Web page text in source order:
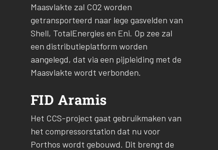
Maasvlakte zal CO2 worden
getransporteerd naar lege gasvelden van
Shell, TotalEnergies en Eni. Op zee zal
een distributieplatform worden
aangelegd, dat via een pijpleiding met de
Maasvlakte wordt verbonden.
FID Aramis
Het CCS-project gaat gebruikmaken van
het compressorstation dat nu voor
Porthos wordt gebouwd. Dit brengt de